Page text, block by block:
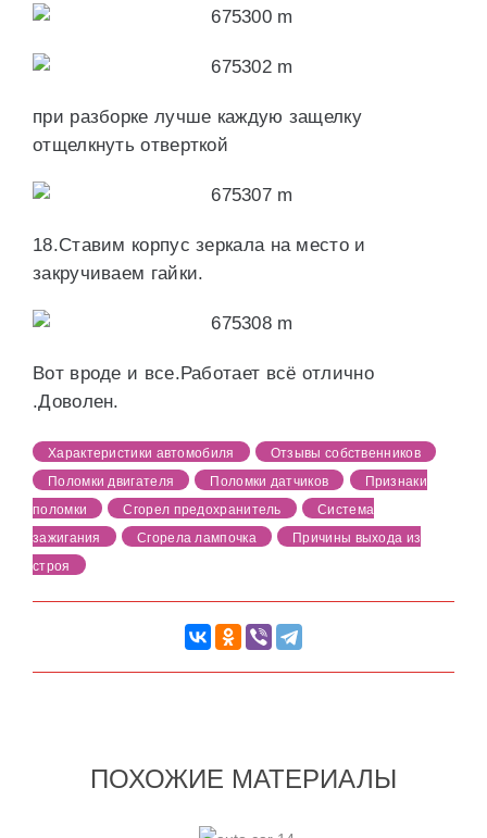
при разборке лучше каждую защелку
отщелкнуть отверткой
18.Ставим корпус зеркала на место и
закручиваем гайки.
Вот вроде и все.Работает всё отлично
.Доволен.
Характеристики автомобиля
Отзывы собственников
Поломки двигателя
Поломки датчиков
Признаки
поломки
Сгорел предохранитель
Система
зажигания
Сгорела лампочка
Причины выхода из
строя
ПОХОЖИЕ МАТЕРИАЛЫ